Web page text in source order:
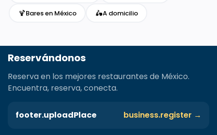
🍹Bares en México 🛵A domicilio
Reservándonos
Reserva en los mejores restaurantes de México.
Encuentra, reserva, conecta.
footer.uploadPlace business.register →